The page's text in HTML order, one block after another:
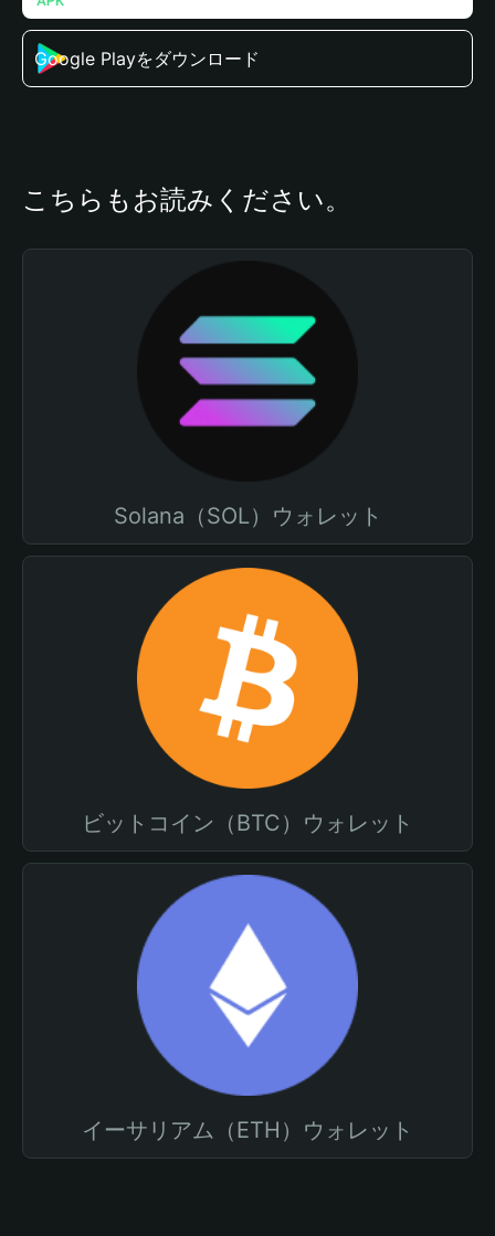
Google Playをダウンロード
こちらもお読みください。
Solana（SOL）ウォレット
ビットコイン（BTC）ウォレット
イーサリアム（ETH）ウォレット